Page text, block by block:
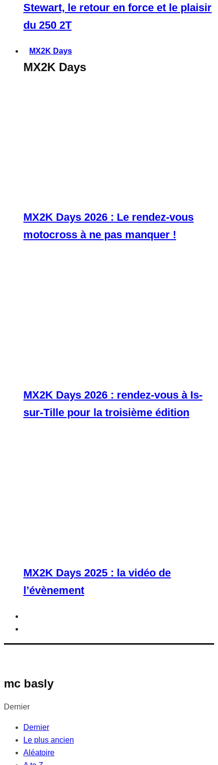
Stewart, le retour en force et le plaisir
du 250 2T
MX2K Days
MX2K Days
MX2K Days 2026 : Le rendez-vous
motocross à ne pas manquer !
MX2K Days 2026 : rendez-vous à Is-
sur-Tille pour la troisième édition
MX2K Days 2025 : la vidéo de
l’évènement
mc basly
Dernier
Dernier
Le plus ancien
Aléatoire